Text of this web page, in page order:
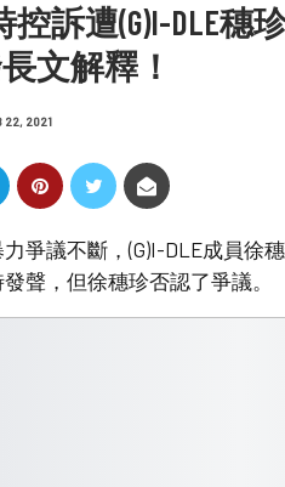
訴遭(G)I-DLE
文解釋！
22, 2021
爭議不斷，(G)I-DLE成員徐
聲，但徐穗珍否認了爭議。